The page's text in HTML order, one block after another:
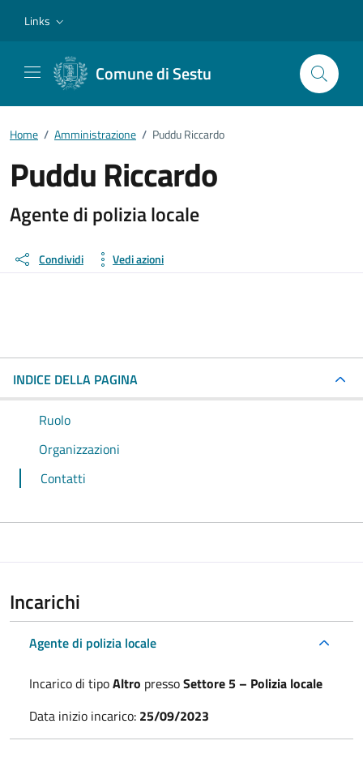
Links
Comune di Sestu
Home / Amministrazione / Puddu Riccardo
Puddu Riccardo
Dettagli della persona
Agente di polizia locale
Condividi Vedi azioni
INDICE DELLA PAGINA
Ruolo
Organizzazioni
Contatti
Incarichi
Agente di polizia locale
Incarico di tipoAltro pressoSettore 5 – Polizia locale
Data inizio incarico: 25/09/2023